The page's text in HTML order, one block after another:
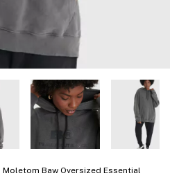
Moletom Baw Oversized Essential